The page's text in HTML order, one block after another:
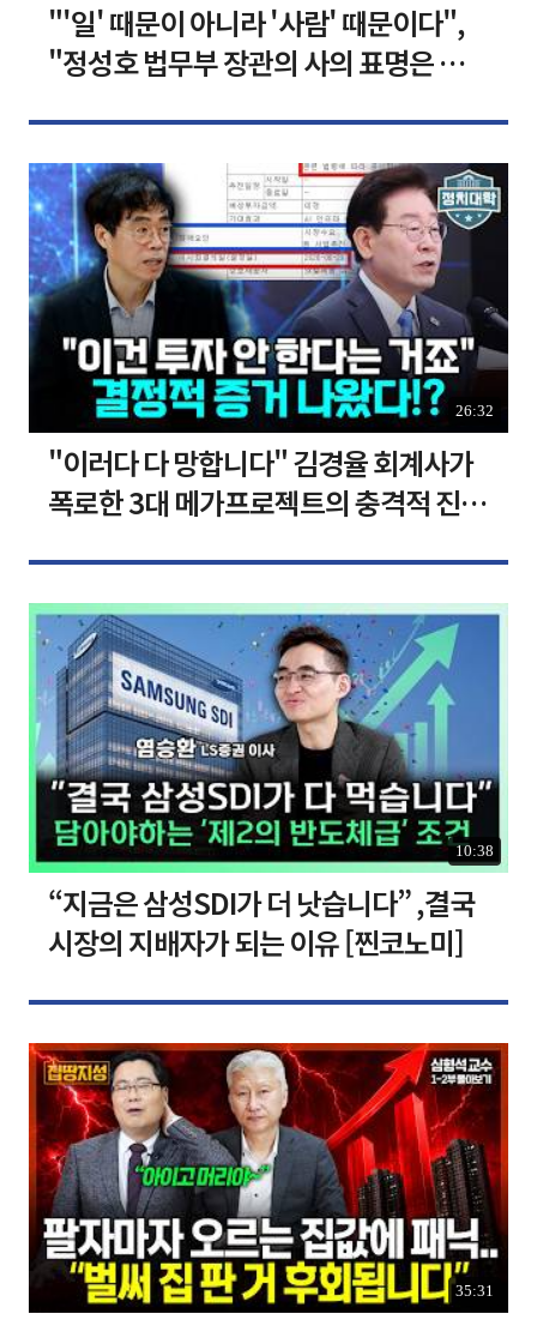
"'일' 때문이 아니라 '사람' 때문이다",
"정성호 법무부 장관의 사의 표명은 이재
26:32
"이러다 다 망합니다" 김경율 회계사가
폭로한 3대 메가프로젝트의 충격적 진실
10:38
“지금은 삼성SDI가 더 낫습니다” ,결국
시장의 지배자가 되는 이유 [찐코노미]
35:31